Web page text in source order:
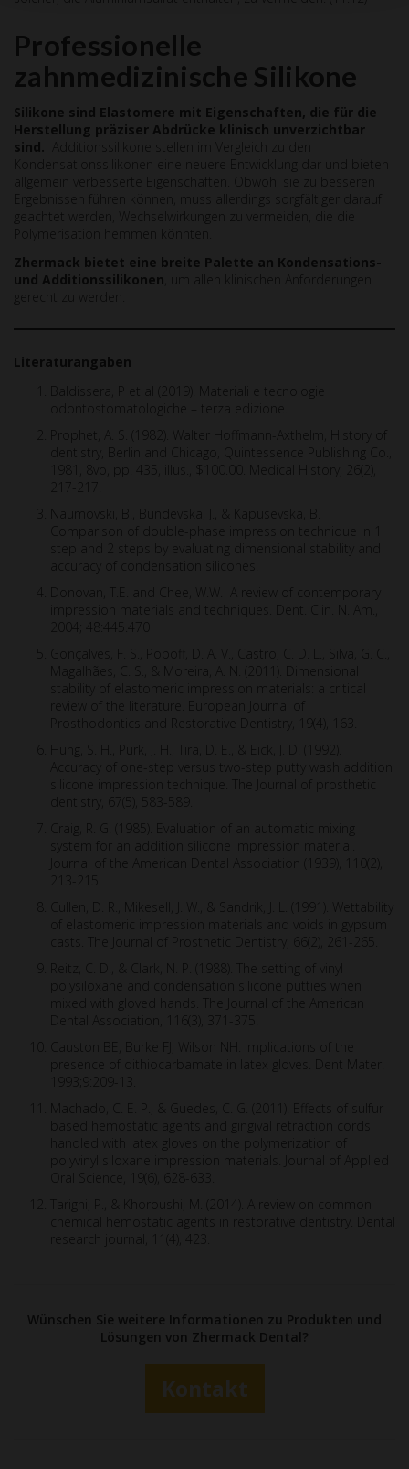
Professionelle
zahnmedizinische Silikone
Silikone sind Elastomere mit Eigenschaften, die für die
Herstellung präziser Abdrücke klinisch unverzichtbar
sind.
Additionssilikone stellen im Vergleich zu den
Kondensationssilikonen eine neuere Entwicklung dar und bieten
allgemein verbesserte Eigenschaften. Obwohl sie zu besseren
Ergebnissen führen können, muss allerdings sorgfältiger darauf
geachtet werden, Wechselwirkungen zu vermeiden, die die
Polymerisation hemmen könnten.
Zhermack bietet eine breite Palette an Kondensations-
und Additionssilikonen , um allen klinischen Anforderungen
gerecht zu werden.
Literaturangaben
Baldissera, P et al (2019). Materiali e tecnologie
odontostomatologiche – terza edizione.
Prophet, A. S. (1982). Walter Hoffmann-Axthelm, History of
dentistry, Berlin and Chicago, Quintessence Publishing Co.,
1981, 8vo, pp. 435, illus., $100.00. Medical History, 26(2),
Naumovski, B., Bundevska, J., & Kapusevska, B.
Comparison of double-phase impression technique in 1
step and 2 steps by evaluating dimensional stability and
accuracy of condensation silicones.
Donovan, T.E. and Chee, W.W. A review of contemporary
impression materials and techniques. Dent. Clin. N. Am.,
2004; 48:445.470
Gonçalves, F. S., Popoff, D. A. V., Castro, C. D. L., Silva, G. C.,
Magalhães, C. S., & Moreira, A. N. (2011). Dimensional
stability of elastomeric impression materials: a critical
review of the literature. European Journal of
Prosthodontics and Restorative Dentistry, 19(4), 163.
Hung, S. H., Purk, J. H., Tira, D. E., & Eick, J. D. (1992).
Accuracy of one-step versus two-step putty wash addition
silicone impression technique. The Journal of prosthetic
dentistry, 67(5), 583-589.
Craig, R. G. (1985). Evaluation of an automatic mixing
system for an addition silicone impression material.
Journal of the American Dental Association (1939), 110(2),
213-215.
Cullen, D. R., Mikesell, J. W., & Sandrik, J. L. (1991). Wettability
of elastomeric impression materials and voids in gypsum
casts. The Journal of Prosthetic Dentistry, 66(2), 261-265.
Reitz, C. D., & Clark, N. P. (1988). The setting of vinyl
polysiloxane and condensation silicone putties when
mixed with gloved hands. The Journal of the American
Dental Association, 116(3), 371-375.
Causton BE, Burke FJ, Wilson NH. Implications of the
presence of dithiocarbamate in latex gloves. Dent Mater.
1993;9:209-13.
Machado, C. E. P., & Guedes, C. G. (2011). Effects of sulfur-
based hemostatic agents and gingival retraction cords
handled with latex gloves on the polymerization of
polyvinyl siloxane impression materials. Journal of Applied
Oral Science, 19(6), 628-633.
Tarighi, P., & Khoroushi, M. (2014). A review on common
chemical hemostatic agents in restorative dentistry. Dental
research journal, 11(4), 423.
Wünschen Sie weitere Informationen zu Produkten und
Lösungen von Zhermack Dental?
Kontakt